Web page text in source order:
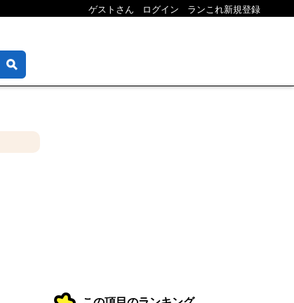
ゲストさん ログイン ランこれ新規登録